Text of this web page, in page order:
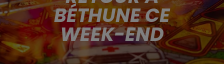
BÉTHUNE CE
WEEK-END